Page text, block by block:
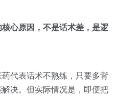
心原因，不是话术差，是逻
代表话术不熟练，只要多背
决。但实际情况是，即便把